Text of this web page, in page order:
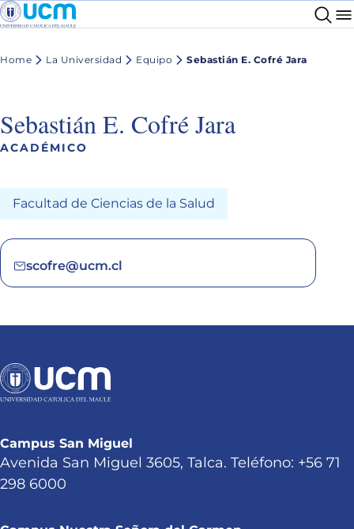
Home La Universidad Equipo Sebastián E. Cofré Jara
Sebastián E. Cofré Jara
ACADÉMICO
Facultad de Ciencias de la Salud
scofre@ucm.cl
Campus San Miguel
Avenida San Miguel 3605, Talca. Teléfono: +56 71
298 6000